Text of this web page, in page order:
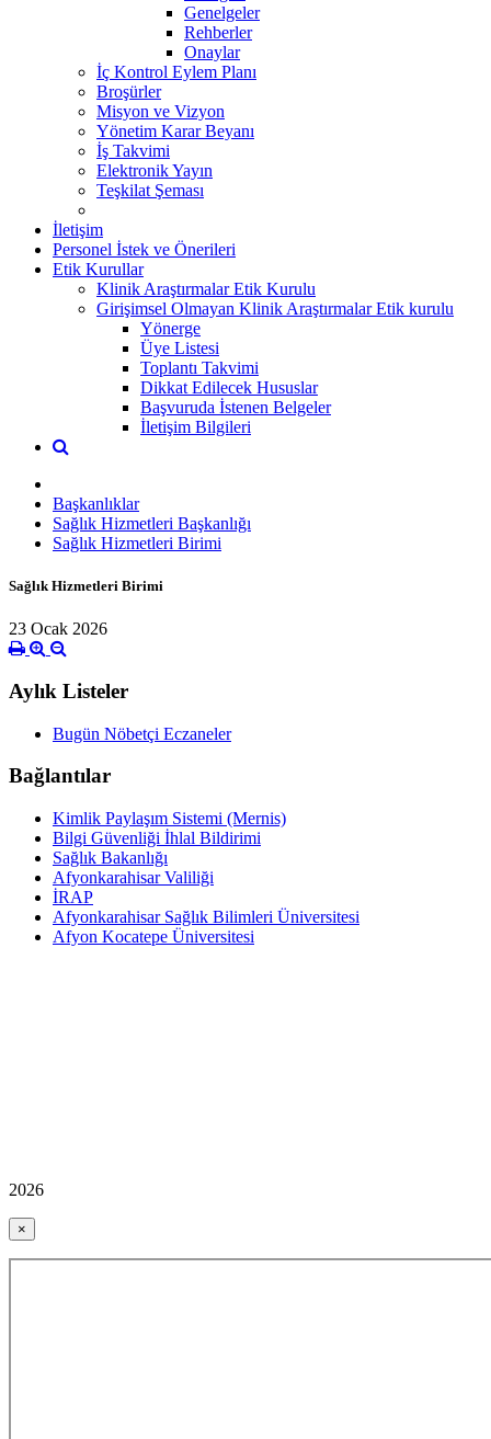
Genelgeler
Rehberler
Onaylar
İç Kontrol Eylem Planı
Broşürler
Misyon ve Vizyon
Yönetim Karar Beyanı
İş Takvimi
Elektronik Yayın
Teşkilat Şeması
İletişim
Personel İstek ve Önerileri
Etik Kurullar
Klinik Araştırmalar Etik Kurulu
Girişimsel Olmayan Klinik Araştırmalar Etik kurulu
Yönerge
Üye Listesi
Toplantı Takvimi
Dikkat Edilecek Hususlar
Başvuruda İstenen Belgeler
İletişim Bilgileri
Başkanlıklar
Sağlık Hizmetleri Başkanlığı
Sağlık Hizmetleri Birimi
Sağlık Hizmetleri Birimi
23 Ocak 2026
Aylık Listeler
Bugün Nöbetçi Eczaneler
Bağlantılar
Kimlik Paylaşım Sistemi (Mernis)
Bilgi Güvenliği İhlal Bildirimi
Sağlık Bakanlığı
Afyonkarahisar Valiliği
İRAP
Afyonkarahisar Sağlık Bilimleri Üniversitesi
Afyon Kocatepe Üniversitesi
2026
×